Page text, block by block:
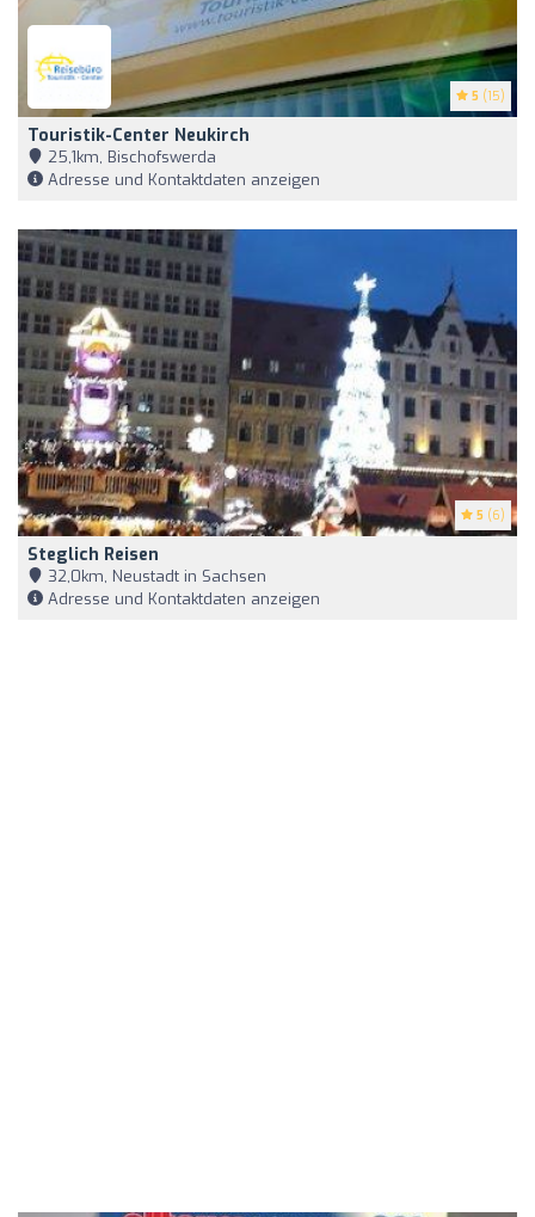
5 (15)
Touristik-Center Neukirch
25,1km, Bischofswerda
Adresse und Kontaktdaten anzeigen
5 (6)
Steglich Reisen
32,0km, Neustadt in Sachsen
Adresse und Kontaktdaten anzeigen